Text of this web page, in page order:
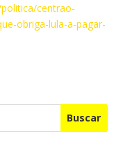
centrao-
obriga-lula-a-pagar-
Buscar